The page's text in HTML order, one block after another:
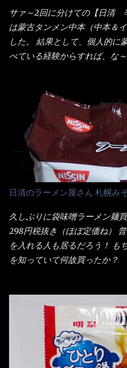
オタイなのと比べれば薄め？
ズ】が必要だナァ～ 笑 私は
く...
脂)／加工でん粉、調味料(ア
ル色素、リン酸塩(Na)、増粘
ミンE)、クチナシ色素、ベニ
タミンB1、香辛料抽出物、 カ
油脂、植物性たん白、食塩、
ぷら)、添付調味料(砂糖、食
水分解物、ねぎ、香辛料、 植
料(アミノ酸等)、炭酸カルシ
(Na)、増粘多糖類、レシチン
色素、香料、ベニコウジ色素
抽出物、(一部にえび・小麦・
いも・ゼラチンを含む) 材料か
入っている！ あの半円形の
さば！？ さばって鯖か？？
比較 緑のたぬき ...
サァ～2回に分けての【日清
は蒙古タンメン中本（中本＆
した。 結果として、個人的に
べている経験からすれば、な
いつきました。 見た目は、炎
る・・・ でもパッケージに
ヤングの【獄激辛焼きそば】
レーもな！ 今回、カップヌ
さレベルが記載されている。
位の辛さと云っている訳だ。
も経つと記憶の彼方に・・・
のではない。 記憶に残るだ
云う事（当時） 開封すると
ップヌードルは基本蓋開けて
デビュー時からの最大のポイ
部カップの中でカオス状態。
りました～ 熱湯によりカッ
ている～ 隣に用意したのが
へ内容物を全て移すのと同時
させる。 箸で麺から移動させ
りました。 良い感じではな
日清のラーメン屋さん 札幌
久しぶりに袋味噌ラーメン麺
298円税抜き（ほぼ定価ね）
を入れる人も居るだろう！ も
を知っていて何故買ったか？
てみないといけないじゃん！
は食べた事あるのよ！でもこ
品揃えも上じゃん！ だって話
うが無いじゃん！ 日本で話題
ぇ～ 袋麺と云えば【サッポロ